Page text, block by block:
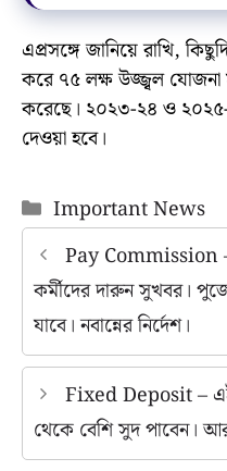
এপ্রসঙ্গে জানিয়ে রাখি,
করে ৭৫ লক্ষ উজ্জ্বল
করেছে। ২০২৩-২৪ ও
দেওয়া হবে।
Categories
Important News
Pay Commission –
কর্মীদের দারুন সুখবর।
যাবে। নবান্নের নির্দেশ।
Fixed Deposit – এই
থেকে বেশি সুদ পাবেন। আর